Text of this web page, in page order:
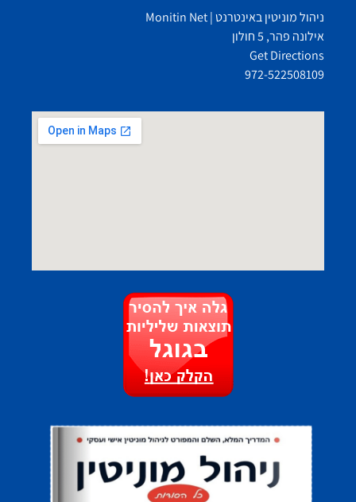
ניהול מוניטין באינטרנט | Monitin Net
אילונה פהר, 5 חולון
Get Directions
972-522508109